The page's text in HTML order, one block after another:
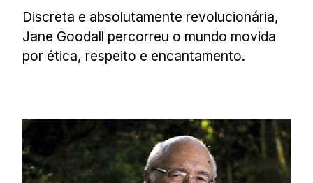
Discreta e absolutamente revolucionária,
Jane Goodall percorreu o mundo movida
por ética, respeito e encantamento.